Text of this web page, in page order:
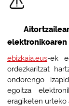
elektronikoaren
ebizkaia.eus-ek
ordezkaritzat
ondorengo
egoitza
eragiketen urteko